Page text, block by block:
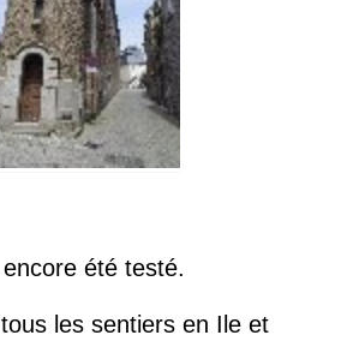
été testé.
les sentiers en Ile et